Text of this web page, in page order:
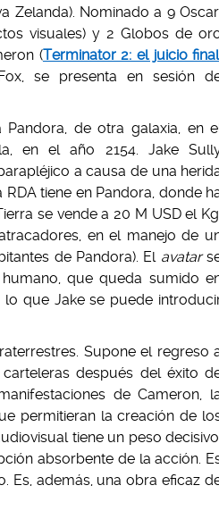
Zelanda). Nominado a 9
visuales) y 2 Globos de
(Terminator 2: el juicio final
se presenta en sesión
de otra galaxia, en
en el año 2154. Jake
a causa de una
tiene en Pandora, donde
se vende a 20 M USD el
en el manejo de
de Pandora). El avatar
que queda sumido
lo que Jake se puede
Supone el regreso
después del éxito
de Cameron,
permitieran la creación de
tiene un peso
absorbente de la acción.
Es, además, una obra eficaz